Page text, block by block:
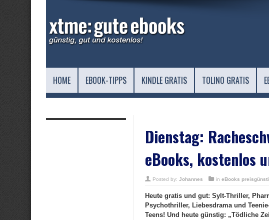
HOME EBOOK-TIPPS KINDLE GRATIS TOLINO GRATIS
Dienstag:
eBooks, kostenlos
Posted by: Johannes in eBooks
Heute gratis und gut: Sylt-Thriller,
Psychothriller, Liebesdrama und
Teens! Und heute günstig: „Tödliche